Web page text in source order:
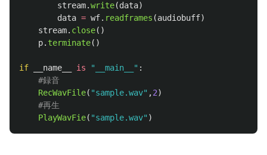
stream.write(data)
data = wf. readframes (audiobuff)
stream. close()
p. terminate()
if __name__ is " __main__ " :
RecWavFile( "sample.wav" ,2)
PlayWavFie( "sample.wav" )